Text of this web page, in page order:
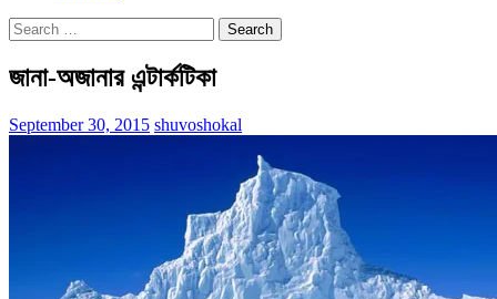
Search
for:
জানা-অজানার এন্টার্কটিকা
September 30, 2015 shuvoshokal